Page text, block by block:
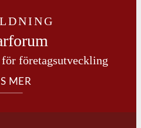
företagsutveckling
MER